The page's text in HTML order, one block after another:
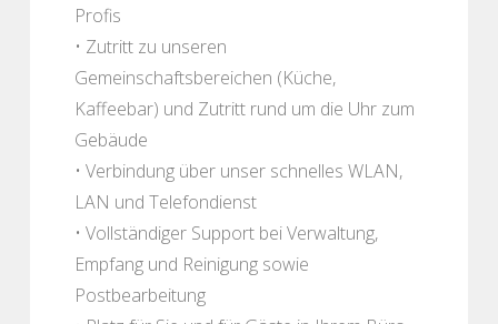
Profis
• Zutritt zu unseren
Gemeinschaftsbereichen (Küche,
Kaffeebar) und Zutritt rund um die Uhr zum
Gebäude
• Verbindung über unser schnelles WLAN,
LAN und Telefondienst
• Vollständiger Support bei Verwaltung,
Empfang und Reinigung sowie
Postbearbeitung